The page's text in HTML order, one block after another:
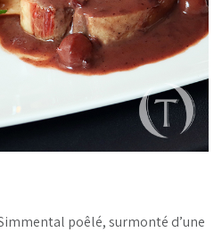
poêlé, surmonté d’une